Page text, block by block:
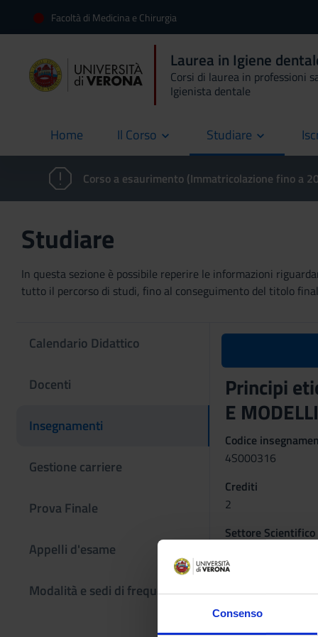
Consenso
Facoltà di Medicina e Chirurgia
Laurea in Igiene
Corsi di laurea in professioni
Igienista dentale
Home
current Il Corso Studiare
Corso a esaurimento (Immatricolazione fino a
Studiare
In questa sezione è possibile reperire le informazioni
tutto il percorso di studi, fino al conseguimento del titolo
Calendario Didattico
Docenti
Insegnamenti
Gestione carriere
Prova Finale
Appelli d'esame
Modalità e sedi di frequenza
Principi
E
Codice
4S000316
Crediti
2
Settore Scientifico
lez 3 anno 2